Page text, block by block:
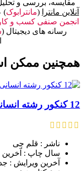
مقایسه، بررسی و
آنلاین مانترا
(مانترابوک)
انجمن صنفی کسب و
رسانه های دیجیتال (
همچنین ممکن
12 کنکور رشته انسانی زرد قلم چی جلد اول
ناشر : قلم چی
سال چاپ : آخرین
آخرین ویرایش :